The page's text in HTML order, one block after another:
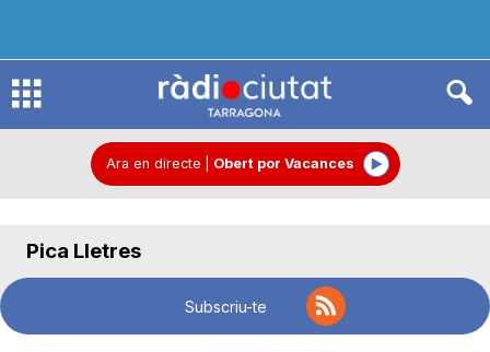
R
Ara en directe Obert por Vacances
Pica Lletres
Subscriu-te